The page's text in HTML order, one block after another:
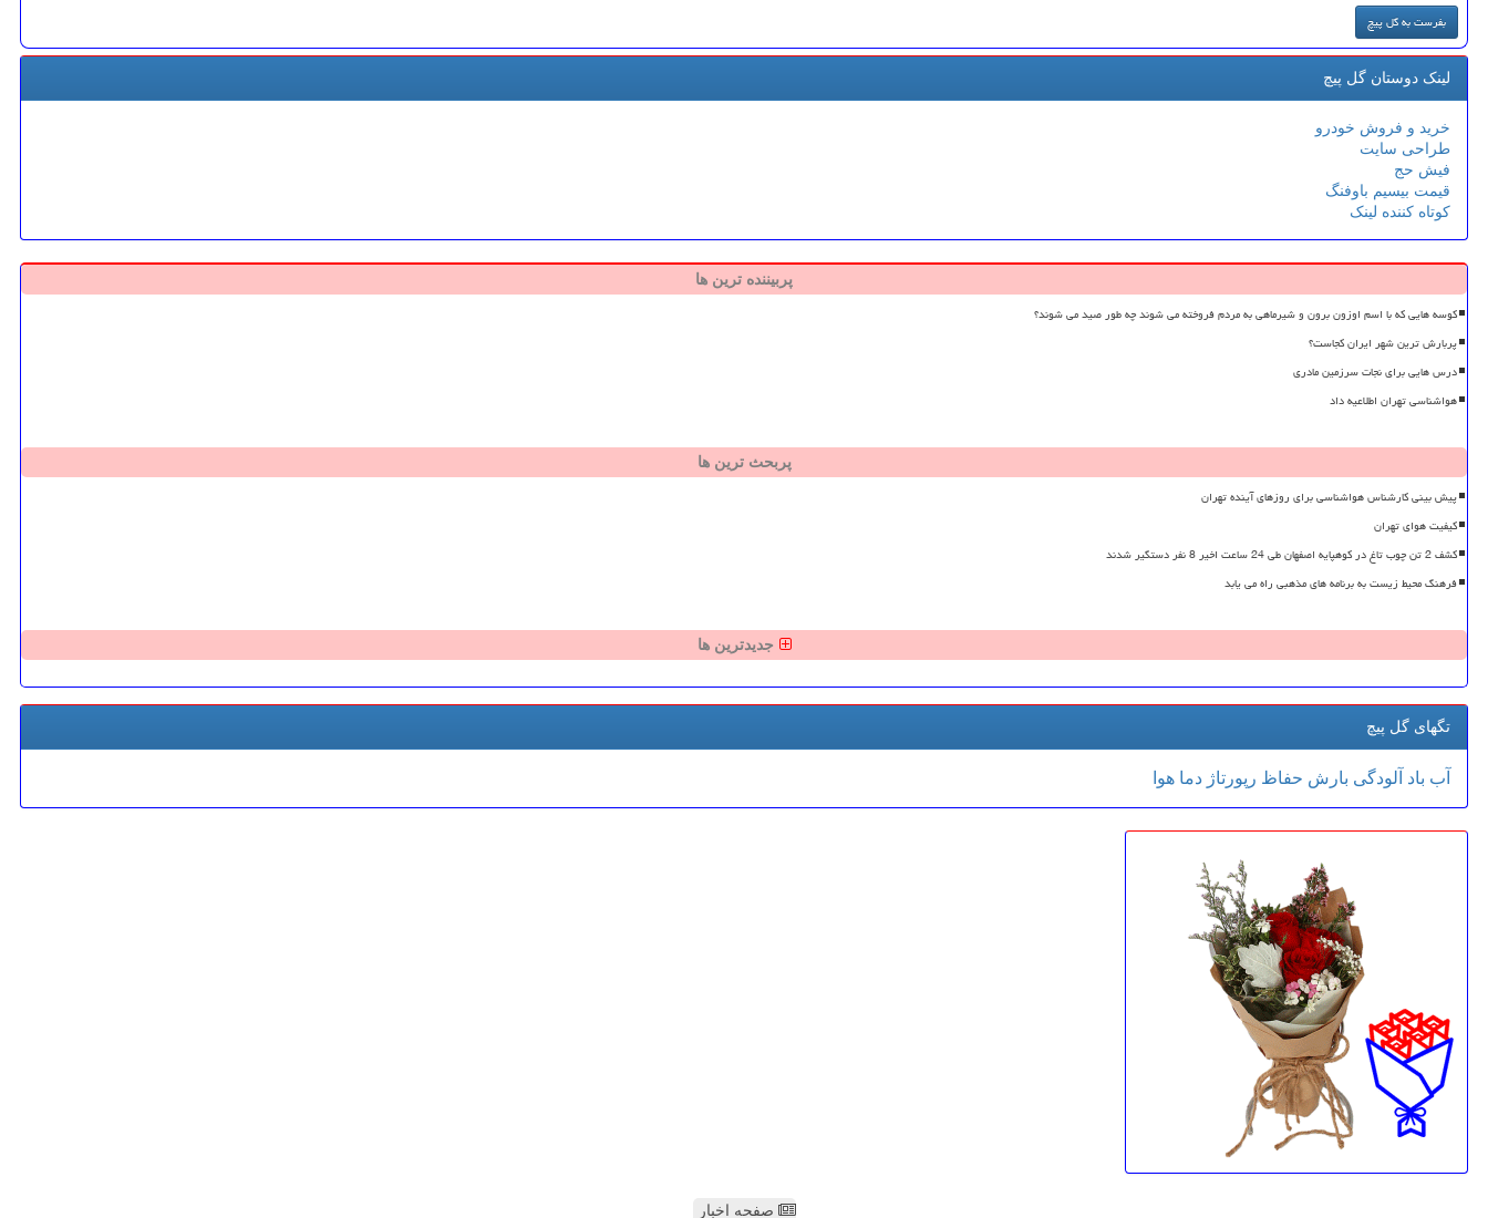
لینک دوستان گل پیچ
خرید و فروش خودرو
طراحی سایت
فیش حج
قیمت بیسیم باوفنگ
کوتاه کننده لینک
پربیننده ترین ها
کوسه هایی که با اسم اوزون برون و شیرماهی به مردم فروخته می شوند چه طور صید می شوند؟
پربارش ترین شهر ایران کجاست؟
درس هایی برای نجات سرزمین مادری
هواشناسی تهران اطلاعیه داد
پربحث ترین ها
پیش بینی کارشناس هواشناسی برای روزهای آینده تهران
کیفیت هوای تهران
کشف 2 تن چوب تاغ در کوهپایه اصفهان طی 24 ساعت اخیر 8 نفر دستگیر شدند
فرهنگ محیط زیست به برنامه های مذهبی راه می یابد
جدیدترین ها
تگهای گل پیچ
آب باد آلودگی بارش حفاظ رپورتاژ دما هوا
صفحه اخبار